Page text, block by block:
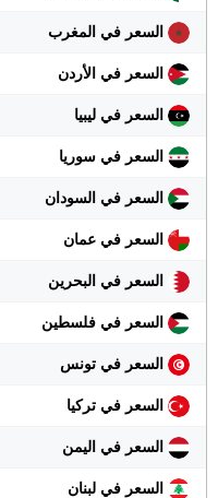
السعر في المغرب
السعر في الأردن
السعر في ليبيا
السعر في سوريا
السعر في السودان
السعر في عمان
السعر في البحرين
السعر في فلسطين
السعر في تونس
السعر في تركيا
السعر في اليمن
السعر في لبنان